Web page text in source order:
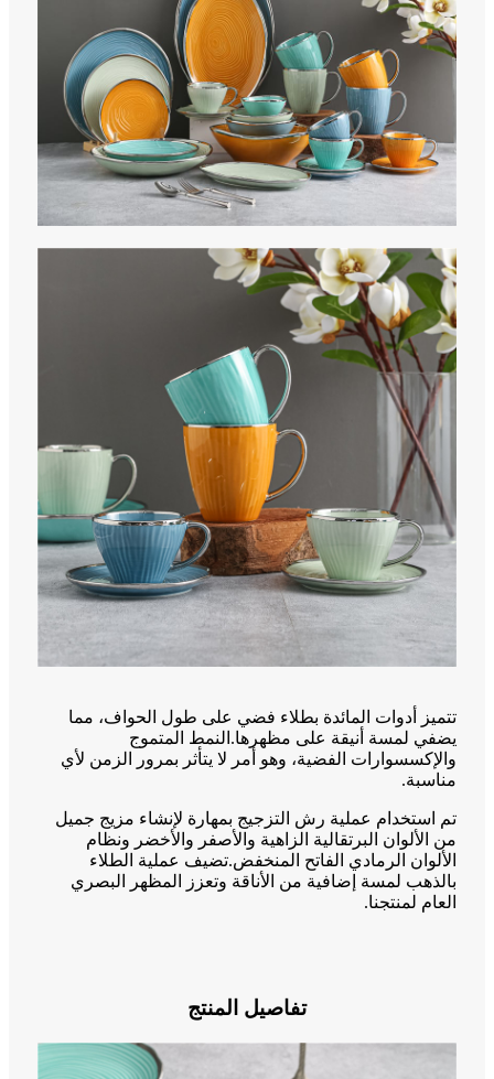
تتميز أدوات المائدة بطلاء فضي على طول الحواف، مما
يضفي لمسة أنيقة على مظهرها.النمط المتموج
والإكسسوارات الفضية، وهو أمر لا يتأثر بمرور الزمن لأي
مناسبة.
تم استخدام عملية رش التزجيج بمهارة لإنشاء مزيج جميل
من الألوان البرتقالية الزاهية والأصفر والأخضر ونظام
الألوان الرمادي الفاتح المنخفض.تضيف عملية الطلاء
بالذهب لمسة إضافية من الأناقة وتعزز المظهر البصري
العام لمنتجنا.
تفاصيل المنتج